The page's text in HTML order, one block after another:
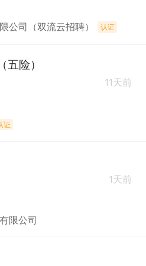
公司（双流云招聘） 认证
险）
11天前
证
1天前
限公司